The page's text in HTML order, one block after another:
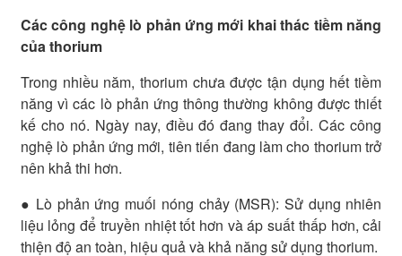
Các công nghệ lò phản ứng mới khai thác tiềm năng
của thorium
Trong nhiều năm, thorium chưa được tận dụng hết tiềm
năng vì các lò phản ứng thông thường không được thiết
kế cho nó. Ngày nay, điều đó đang thay đổi. Các công
nghệ lò phản ứng mới, tiên tiến đang làm cho thorium trở
nên khả thi hơn.
● Lò phản ứng muối nóng chảy (MSR): Sử dụng nhiên
liệu lỏng để truyền nhiệt tốt hơn và áp suất thấp hơn, cải
thiện độ an toàn, hiệu quả và khả năng sử dụng thorium.